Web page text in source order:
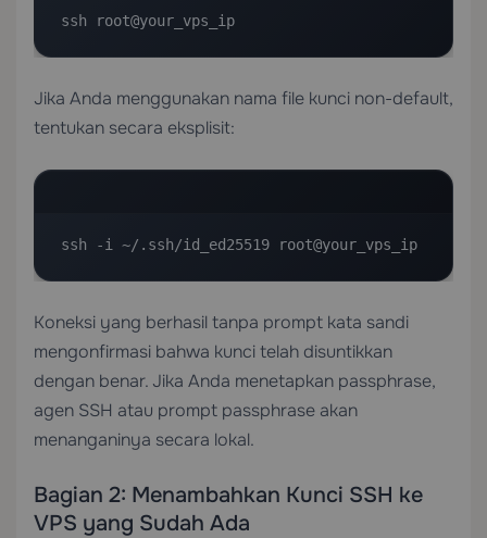
ssh root@your_vps_ip
Jika Anda menggunakan nama file kunci non-default,
tentukan secara eksplisit:
ssh -i ~/.ssh/id_ed25519 root@your_vps_ip
Koneksi yang berhasil tanpa prompt kata sandi
mengonfirmasi bahwa kunci telah disuntikkan
dengan benar. Jika Anda menetapkan passphrase,
agen SSH atau prompt passphrase akan
menanganinya secara lokal.
Bagian 2: Menambahkan Kunci SSH ke
VPS yang Sudah Ada